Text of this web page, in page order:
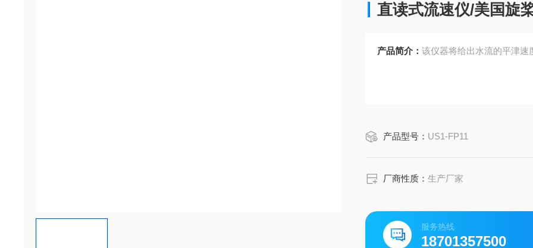
直读式流速仪/美国旋
产品简介：该仪器将给出水流的平津
产品型号： US1-FP11
厂商性质：生产厂家
服务热线
18701357500